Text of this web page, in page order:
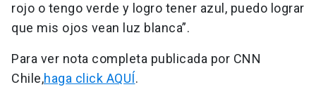
rojo o tengo verde y logro tener azul, puedo lograr
que mis ojos vean luz blanca”.
Para ver nota completa publicada por CNN
Chile,haga click AQUÍ.